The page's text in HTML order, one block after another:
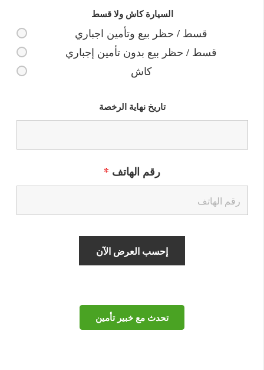
السيارة كاش ولا قسط
قسط / حظر بيع وتأمين اجباري
قسط / حظر بيع بدون تأمين إجباري
كاش
تاريخ نهاية الرخصة
رقم الهاتف *
تحدث مع خبير تأمين